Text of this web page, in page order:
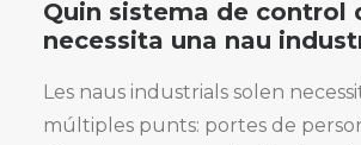
Quin sistema de control
necessita una nau
Les naus industrials solen
múltiples punts: portes de